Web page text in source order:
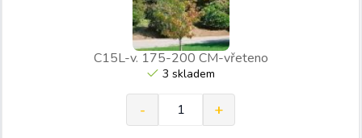
C15L-v. 175-200 CM-vřeteno
3 skladem